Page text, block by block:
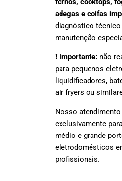
fornos, cooktops,
adegas e coifas
diagnóstico técnico
manutenção
❗ Importante: não
para pequenos
liquidificadores,
air fryers ou
Nosso
exclusivamente
médio e grande
eletrodomésticos
profissionais.